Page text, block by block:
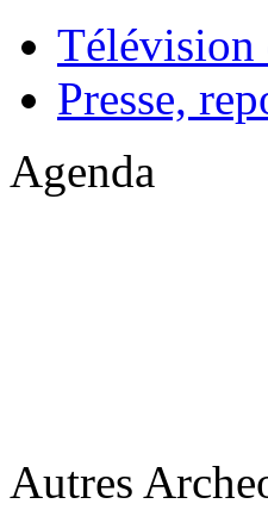
Télévision
Presse,
Agenda
Autres